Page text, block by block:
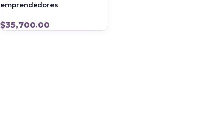
emprendedores
$35,700.00